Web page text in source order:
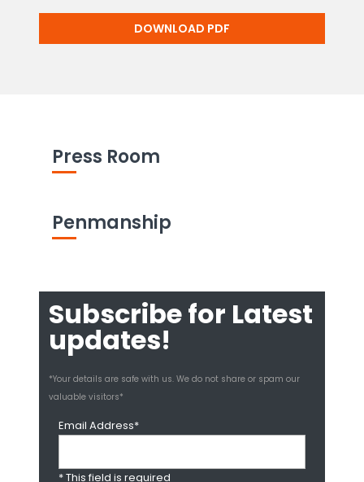
Press Room
Penmanship
Subscribe for Latest
updates!
*Your details are safe with us. We do not share or spam our
valuable visitors*
Email Address*
* This field is required
DOWNLOAD PDF